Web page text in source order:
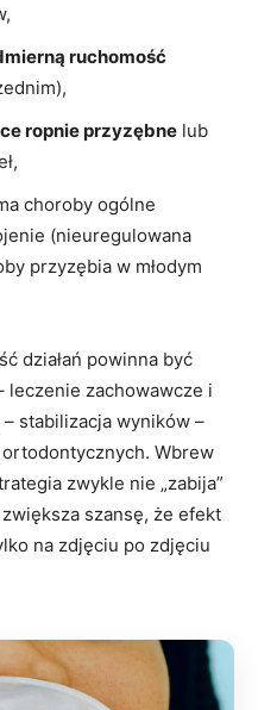
ruchomość
ropnie przyzębne lub
choroby ogólne
(nieuregulowana
przyzębia w młodym
działań powinna być
leczenie zachowawcze i
stabilizacja wyników –
Wbrew
zwykle nie „zabija”
szansę, że efekt
na zdjęciu po zdjęciu